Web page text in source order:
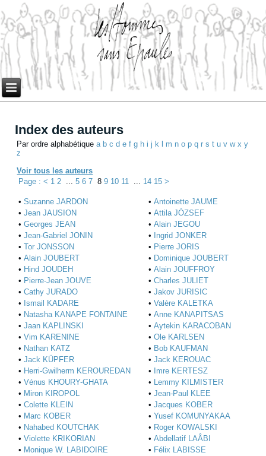
Index des auteurs
Par ordre alphabétiquea b c d e f g h i j k m n o p q r s t u v w x y
z
Voir tous les auteurs
Page : < 12 ...567 89 10 11 ... 14 15>
•Suzanne JARDON •Antoinette JAUME
•Jean JAUSION •Attila JÓZSEF
•Georges JEAN •Alain JEGOU
•Jean-Gabriel JONIN •
Ingrid JONKER
•Tor JONSSON • Pierre JORIS
•Alain JOUBERT • Dominique JOUBERT
• Hind JOUDEH •Alain JOUFFROY
• Pierre-Jean JOUVE •Charles JULIET
•Cathy JURADO •Jakov JURISIC
• Ismail KADARE •Valère KALETKA
• Natasha KANAPE FONTAINE •Anne KANAPITSAS
•Jaan KAPLINSKI •Aytekin KARACOBAN
•Vim KARENINE •Ole KARLSEN
• Nathan KATZ • Bob KAUFMAN
•Jack KÜPFER •Jack KEROUAC
• Herri-Gwilherm KEROUREDAN •
Imre KERTESZ
•Vénus KHOURY-GHATA • Lemmy KILMISTER
• Miron KIROPOL •Jean-Paul KLEE
•Colette KLEIN •Jacques KOBER
• Marc KOBER •Yusef KOMUNYAKAA
• Nahabed KOUTCHAK • Roger KOWALSKI
•Violette KRIKORIAN •Abdellatif LAÂBI
• Monique W. LABIDOIRE • Félix LABISSE